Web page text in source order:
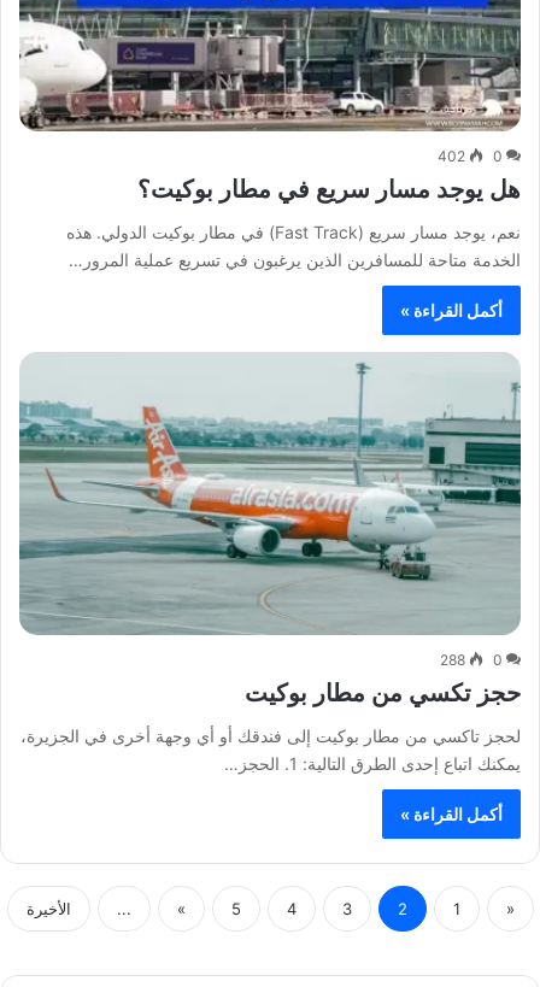
0
402
هل يوجد مسار سريع في مطار بوكيت؟
نعم، يوجد مسار سريع (Fast Track) في مطار بوكيت الدولي. هذه
الخدمة متاحة للمسافرين الذين يرغبون في تسريع عملية المرور…
أكمل القراءة »
0
288
حجز تكسي من مطار بوكيت
لحجز تاكسي من مطار بوكيت إلى فندقك أو أي وجهة أخرى في الجزيرة،
يمكنك اتباع إحدى الطرق التالية: 1. الحجز…
أكمل القراءة »
«
1
2
3
4
5
»
... الأخيرة